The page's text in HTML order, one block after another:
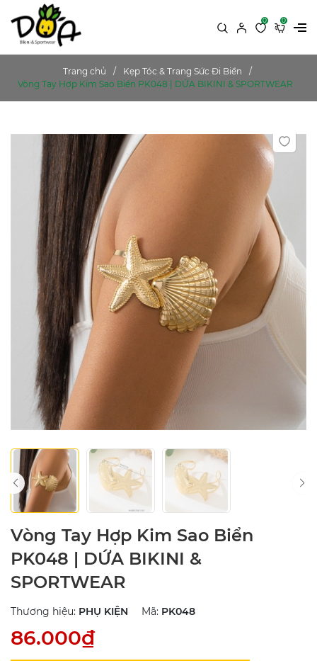
0 0
Trang chủ
Kẹp Tóc & Trang Sức Đi Biển
Vòng Tay Hợp Kim Sao Biển PK048 | DỨA BIKINI & SPORTWEAR
Vòng Tay Hợp Kim Sao Biển
PK048 | DỨA BIKINI &
SPORTWEAR
Thương hiệu: PHỤ KIỆN Mã: PK048
86.000₫